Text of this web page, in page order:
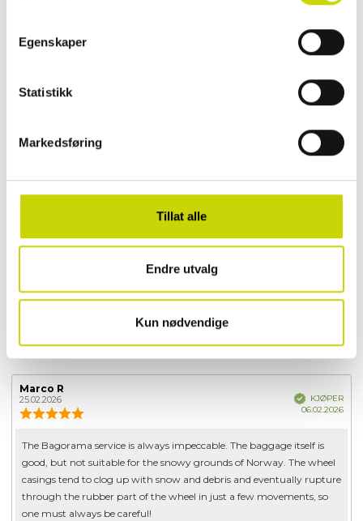
Egenskaper
Statistikk
Markedsføring
Tillat alle
Endre utvalg
Kun nødvendige
Respark tilbyr alt du forventer av bagasjen din: praktiske funksjoner når
moderne kolleksjonen tilbyr et komplett utvalg av kabinvesker og
reisekofferter, vesker og komfortable duffelvesker. Alle produktene er
Spesifikasjoner:
• Volum: 48/57 liter
• 5 års global garanti
• TSA-lås • 2 hjul
EGENSKAPER
OMTALER
Forfatter:
Marco R
25.02.2026
5
mulige
VerifisertKJØPER
06.02.2026
Omtaletekst:
The Bagorama service is always impeccable. The baggage itself is
good, but not suitable for the snowy grounds of Norway. The wheel
casings tend to clog up with snow and debris and eventually rupture
through the rubber part of the wheel in just a few movements, so
one must always be careful!